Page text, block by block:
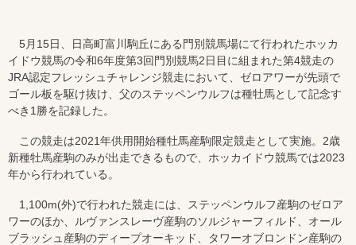
5月15日、日高町富川駒丘にある門別競馬場にて行われたホッカ
イドウ競馬の令和6年度第3回門別競馬2日目に組まれた第4競走の
JRA認定フレッシュチャレンジ競走において、ゼロアワーが先頭で
ゴール板を駆け抜け、父のステッペンウルフは種牡馬として記念す
べき1勝を記録した。
この競走は2021年供用開始種牡馬産駒限定競走として実施。2歳
新種牡馬産駒のみが出走できるもので、ホッカイドウ競馬では2023
年から行われている。
1,100m(外)で行われた競走には、ステッペンウルフ産駒のゼロア
ワーのほか、ルヴァンスレーヴ産駒のソルジャーフィルド、オール
ブラッシュ産駒のディープオーキッド、タワーオブロンドン産駒の